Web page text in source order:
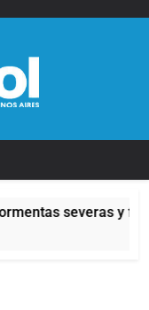
severas y